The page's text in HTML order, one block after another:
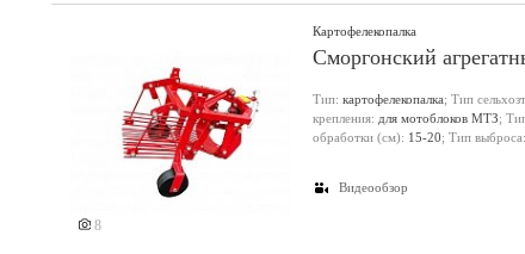
8
Картофелекопалка
Сморгонский
Тип: картофелекопалка; Тип
крепления: для мотоблоков МТЗ;
обработки (см): 15-20; Тип выброса:
Видеообзор